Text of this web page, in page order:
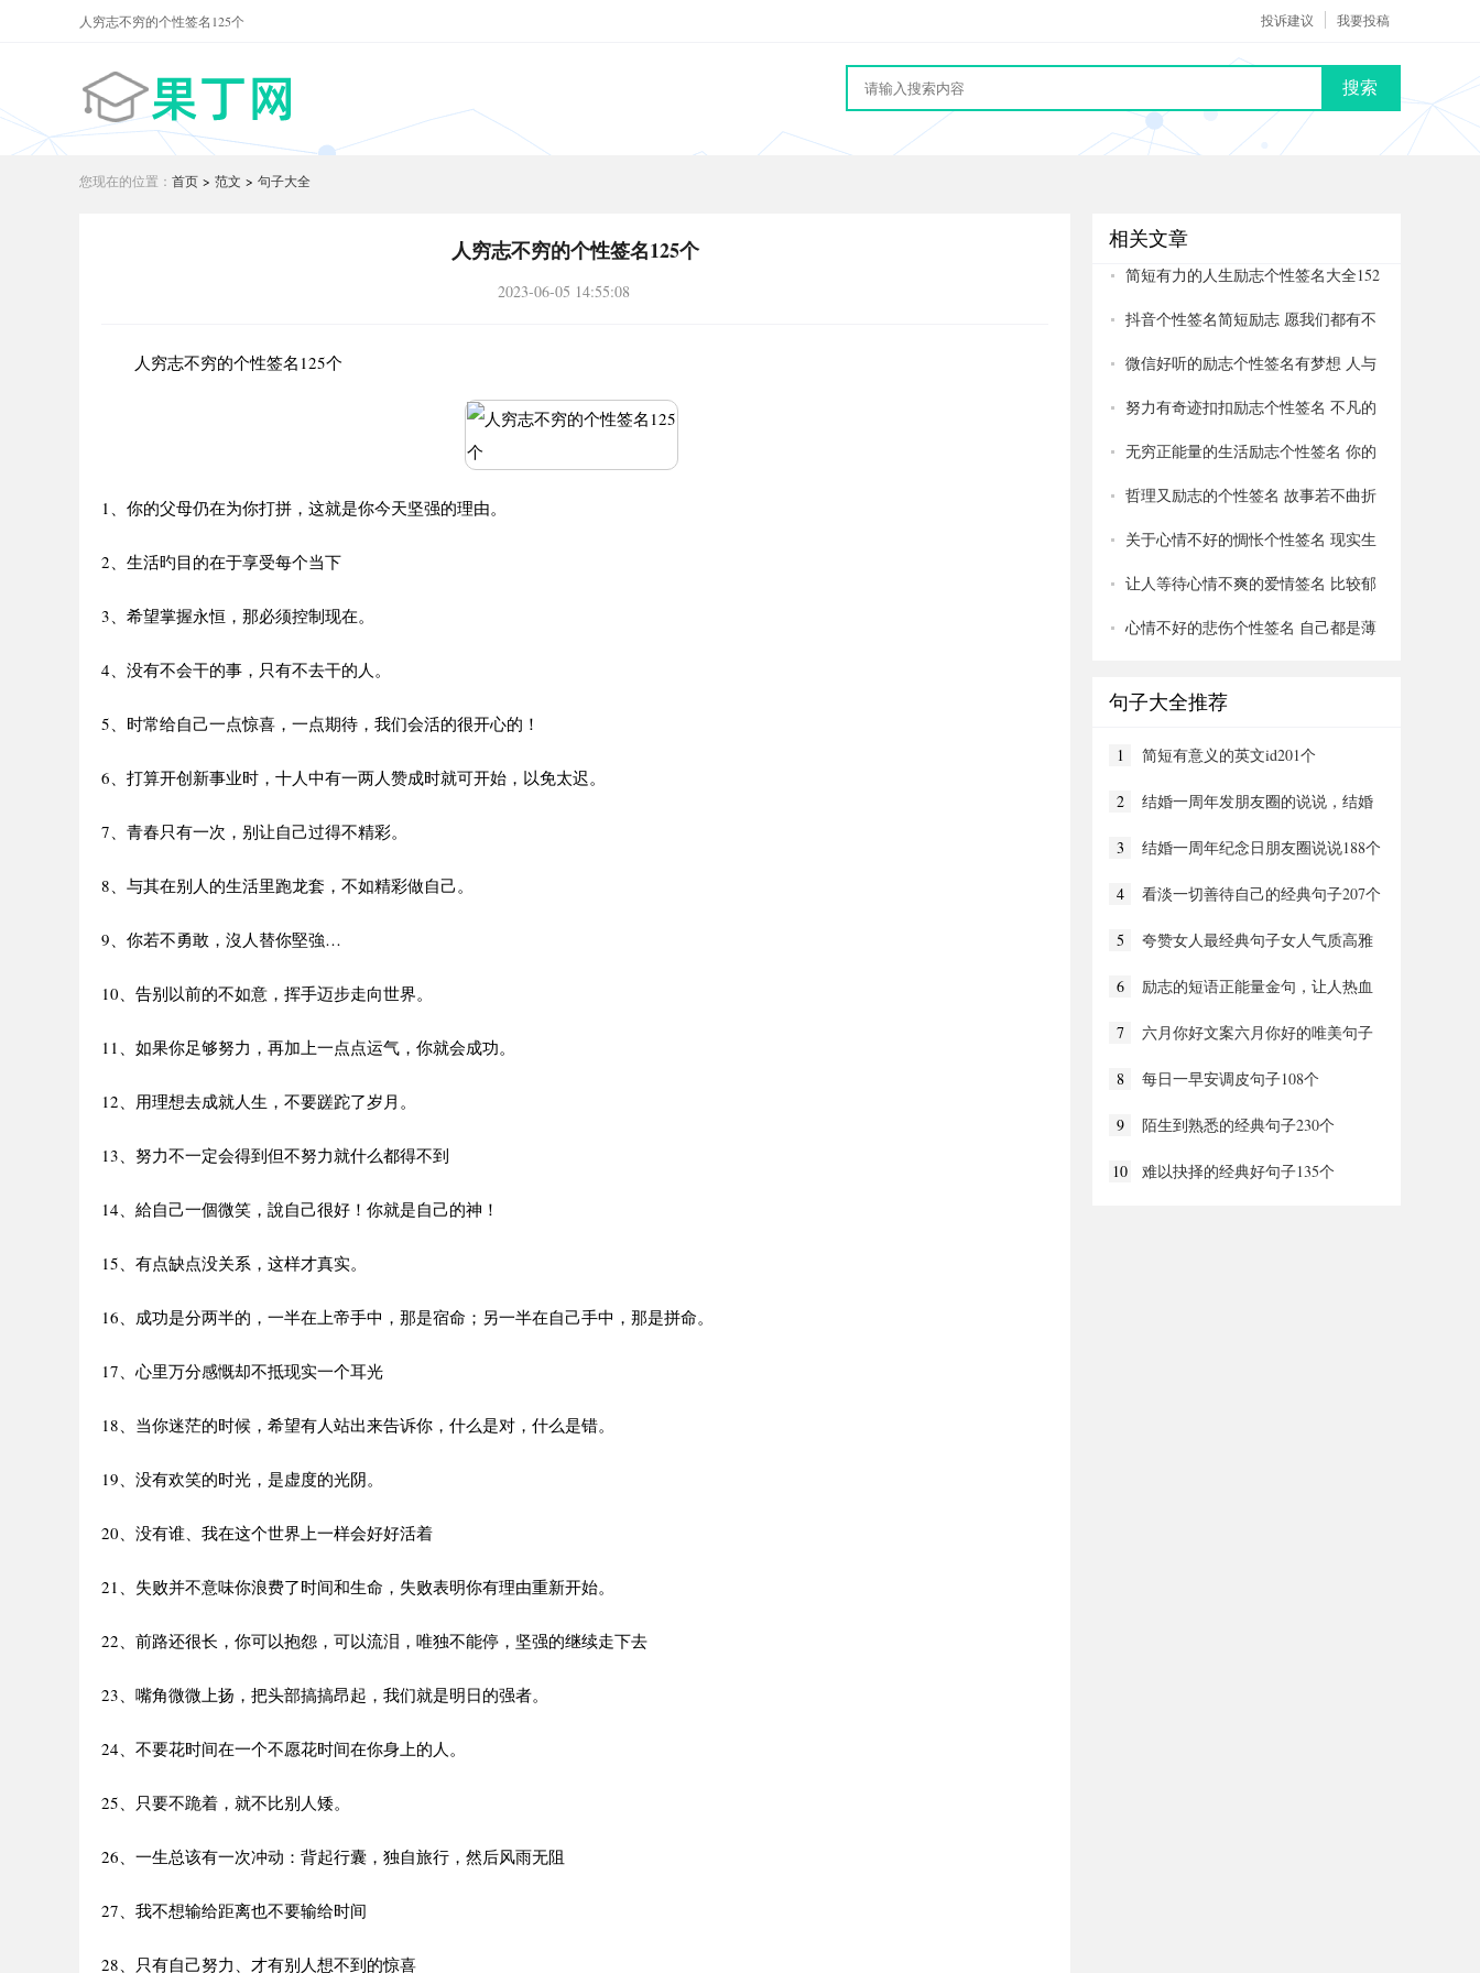
人穷志不穷的个性签名125个 我要投稿
投诉建议
搜索
您现在的位置： 首页 > 范文 > 句子大全
人穷志不穷的个性签名125个
2023-06-05 14:55:08
人穷志不穷的个性签名125个
1、你的父母仍在为你打拼，这就是你今天坚强的理由。
2、生活旳目的在于享受每个当下
3、希望掌握永恒，那必须控制现在。
4、没有不会干的事，只有不去干的人。
5、时常给自己一点惊喜，一点期待，我们会活的很开心的！
6、打算开创新事业时，十人中有一两人赞成时就可开始，以免太迟。
7、青春只有一次，别让自己过得不精彩。
8、与其在别人的生活里跑龙套，不如精彩做自己。
9、你若不勇敢，沒人替你堅強…
10、告别以前的不如意，挥手迈步走向世界。
11、如果你足够努力，再加上一点点运气，你就会成功。
12、用理想去成就人生，不要蹉跎了岁月。
13、努力不一定会得到但不努力就什么都得不到
14、給自己一個微笑，說自己很好！你就是自己的神！
15、有点缺点没关系，这样才真实。
16、成功是分两半的，一半在上帝手中，那是宿命；另一半在自己手中，那是拼命。
17、心里万分感慨却不抵现实一个耳光
18、当你迷茫的时候，希望有人站出来告诉你，什么是对，什么是错。
19、没有欢笑的时光，是虚度的光阴。
20、没有谁、我在这个世界上一样会好好活着
21、失败并不意味你浪费了时间和生命，失败表明你有理由重新开始。
22、前路还很长，你可以抱怨，可以流泪，唯独不能停，坚强的继续走下去
23、嘴角微微上扬，把头部搞搞昂起，我们就是明日的强者。
24、不要花时间在一个不愿花时间在你身上的人。
25、只要不跪着，就不比别人矮。
26、一生总该有一次冲动：背起行囊，独自旅行，然后风雨无阻
27、我不想输给距离也不要输给时间
28、只有自己努力、才有别人想不到的惊喜
相关文章
简短有力的人生励志个性签名大全152
抖音个性签名简短励志 愿我们都有不
微信好听的励志个性签名有梦想 人与
努力有奇迹扣扣励志个性签名 不凡的
无穷正能量的生活励志个性签名 你的
哲理又励志的个性签名 故事若不曲折
关于心情不好的惆怅个性签名 现实生
让人等待心情不爽的爱情签名 比较郁
心情不好的悲伤个性签名 自己都是薄
句子大全推荐
1 简短有意义的英文id201个
2
结婚一周年发朋友圈的说说，结婚
3
结婚一周年纪念日朋友圈说说188个
4 看淡一切善待自己的经典句子207个
5
夸赞女人最经典句子女人气质高雅
6
励志的短语正能量金句，让人热血
7
六月你好文案六月你好的唯美句子
8
每日一早安调皮句子108个
9 陌生到熟悉的经典句子230个
10 难以抉择的经典好句子135个